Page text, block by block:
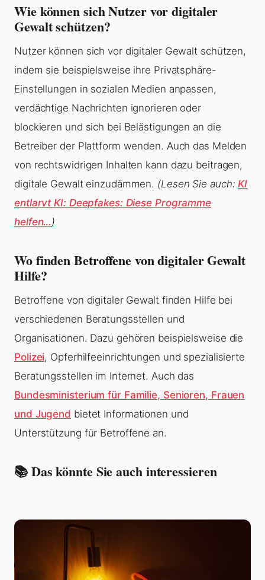
Wie können sich Nutzer vor digitaler
Gewalt schützen?
Nutzer können sich vor digitaler Gewalt schützen,
indem sie beispielsweise ihre Privatsphäre-
Einstellungen in sozialen Medien anpassen,
verdächtige Nachrichten ignorieren oder
blockieren und sich bei Belästigungen an die
Betreiber der Plattform wenden. Auch das Melden
von rechtswidrigen Inhalten kann dazu beitragen,
digitale Gewalt einzudämmen. (Lesen Sie auch:KI
entlarvt KI: Deepfakes: Diese Programme
helfen… )
Wo finden Betroffene von digitaler Gewalt
Hilfe?
Betroffene von digitaler Gewalt finden Hilfe bei
verschiedenen Beratungsstellen und
Organisationen. Dazu gehören beispielsweise die
Polizei, Opferhilfeeinrichtungen und spezialisierte
Beratungsstellen im Internet. Auch das
Bundesministerium für Familie, Senioren, Frauen
und Jugend bietet Informationen und
Unterstützung für Betroffene an.
📚 Das könnte Sie auch interessieren